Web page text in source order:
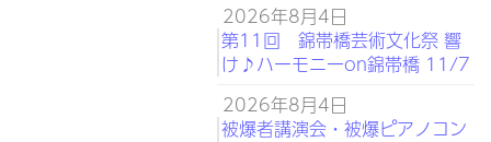
2026年8月4日
第11回 錦帯橋芸術文化祭 響
け♪ハーモニーon錦帯橋 11/7
2026年8月4日
被爆者講演会・被爆ピアノコン